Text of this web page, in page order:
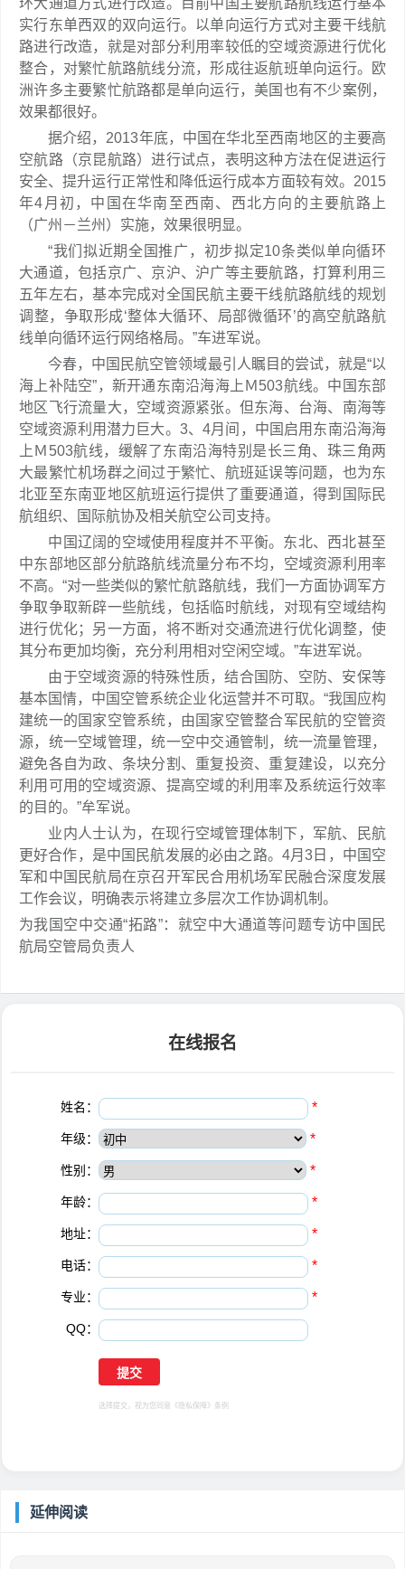
环大通道方式进行改造。目前中国主要航路航线运行基本
实行东单西双的双向运行。以单向运行方式对主要干线航
路进行改造，就是对部分利用率较低的空域资源进行优化
整合，对繁忙航路航线分流，形成往返航班单向运行。欧
洲许多主要繁忙航路都是单向运行，美国也有不少案例，
效果都很好。
据介绍，2013年底，中国在华北至西南地区的主要高
空航路（京昆航路）进行试点，表明这种方法在促进运行
安全、提升运行正常性和降低运行成本方面较有效。2015
年4月初，中国在华南至西南、西北方向的主要航路上
（广州－兰州）实施，效果很明显。
“我们拟近期全国推广，初步拟定10条类似单向循环
大通道，包括京广、京沪、沪广等主要航路，打算利用三
五年左右，基本完成对全国民航主要干线航路航线的规划
调整，争取形成‘整体大循环、局部微循环’的高空航路航
线单向循环运行网络格局。”车进军说。
今春，中国民航空管领域最引人瞩目的尝试，就是“以
海上补陆空”，新开通东南沿海海上Ｍ503航线。中国东部
地区飞行流量大，空域资源紧张。但东海、台海、南海等
空域资源利用潜力巨大。3、4月间，中国启用东南沿海海
上Ｍ503航线，缓解了东南沿海特别是长三角、珠三角两
大最繁忙机场群之间过于繁忙、航班延误等问题，也为东
北亚至东南亚地区航班运行提供了重要通道，得到国际民
航组织、国际航协及相关航空公司支持。
中国辽阔的空域使用程度并不平衡。东北、西北甚至
中东部地区部分航路航线流量分布不均，空域资源利用率
不高。“对一些类似的繁忙航路航线，我们一方面协调军方
争取争取新辟一些航线，包括临时航线，对现有空域结构
进行优化；另一方面，将不断对交通流进行优化调整，使
其分布更加均衡，充分利用相对空闲空域。”车进军说。
由于空域资源的特殊性质，结合国防、空防、安保等
基本国情，中国空管系统企业化运营并不可取。“我国应构
建统一的国家空管系统，由国家空管整合军民航的空管资
源，统一空域管理，统一空中交通管制，统一流量管理，
避免各自为政、条块分割、重复投资、重复建设，以充分
利用可用的空域资源、提高空域的利用率及系统运行效率
的目的。”牟军说。
业内人士认为，在现行空域管理体制下，军航、民航
更好合作，是中国民航发展的必由之路。4月3日，中国空
军和中国民航局在京召开军民合用机场军民融合深度发展
工作会议，明确表示将建立多层次工作协调机制。
为我国空中交通“拓路”：就空中大通道等问题专访中国民
航局空管局负责人
在线报名
姓名： *
年级： *
性别： *
年龄： *
地址： *
电话： *
专业： *
QQ：
选择提交，视为您同意 《隐私保障》 条例
延伸阅读